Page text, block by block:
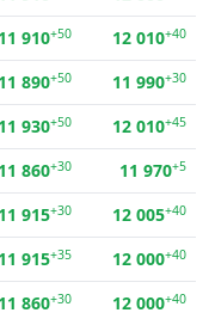
11 910+50 12 010+40
11 890+50 11 990+30
11 930+50 12 010+45
11 860+30 11 970+5
11 915+30 12 005+40
11 915+35 12 000+40
11 860+30 12 000+40